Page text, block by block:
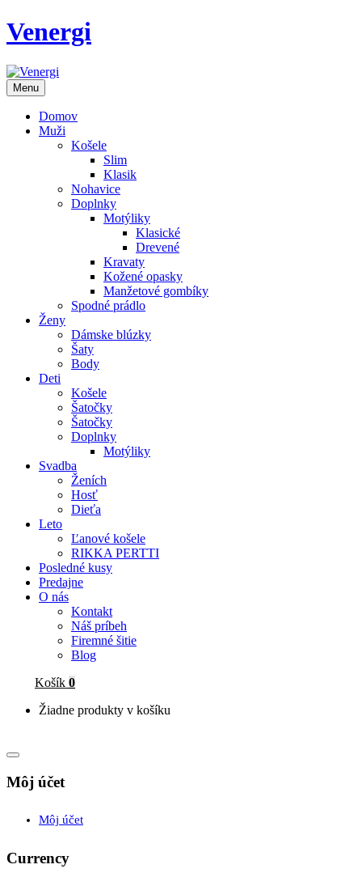
Venergi
Menu
Domov
Muži
Košele
Slim
Klasik
Nohavice
Doplnky
Motýliky
Klasické
Drevené
Kravaty
Kožené opasky
Manžetové gombíky
Spodné prádlo
Ženy
Dámske blúzky
Šaty
Body
Deti
Košele
Šatočky
Šatočky
Doplnky
Motýliky
Svadba
Ženích
Hosť
Dieťa
Leto
Ľanové košele
RIKKA PERTTI
Posledné kusy
Predajne
O nás
Kontakt
Náš príbeh
Firemné šitie
Blog
Košík 0
Žiadne produkty v košíku
Môj účet
Môj účet
Currency